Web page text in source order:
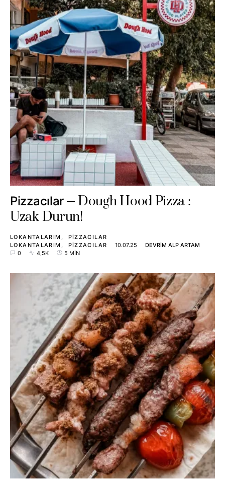
Pizzacılar
Dough Hood Pizza :
Uzak Durun!
LOKANTALARIM
PIZZACILAR
LOKANTALARIM
PIZZACILAR 10.07.25
DEVRIM ALP ARTAM
0
4,5K 5 MIN